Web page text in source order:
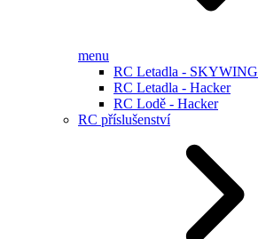
menu
RC Letadla - SKYWING
RC Letadla - Hacker
RC Lodě - Hacker
RC příslušenství